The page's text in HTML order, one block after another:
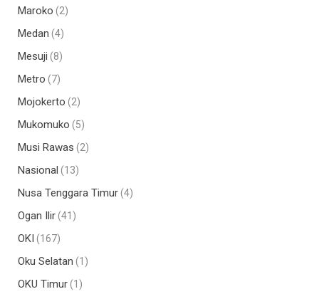
Maroko (2)
Medan (4)
Mesuji (8)
Metro (7)
Mojokerto (2)
Mukomuko (5)
Musi Rawas (2)
Nasional (13)
Nusa Tenggara Timur(4)
Ogan Ilir(41)
OKI (167)
Oku Selatan (1)
OKU Timur(1)